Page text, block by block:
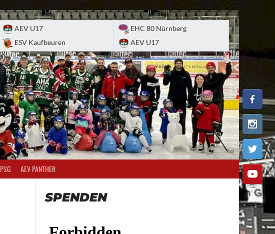
AEV U17
ESV Kaufbeuren
EHC 80 Nürnberg
AEV U17
PSG AEV PANTHER
SPENDEN